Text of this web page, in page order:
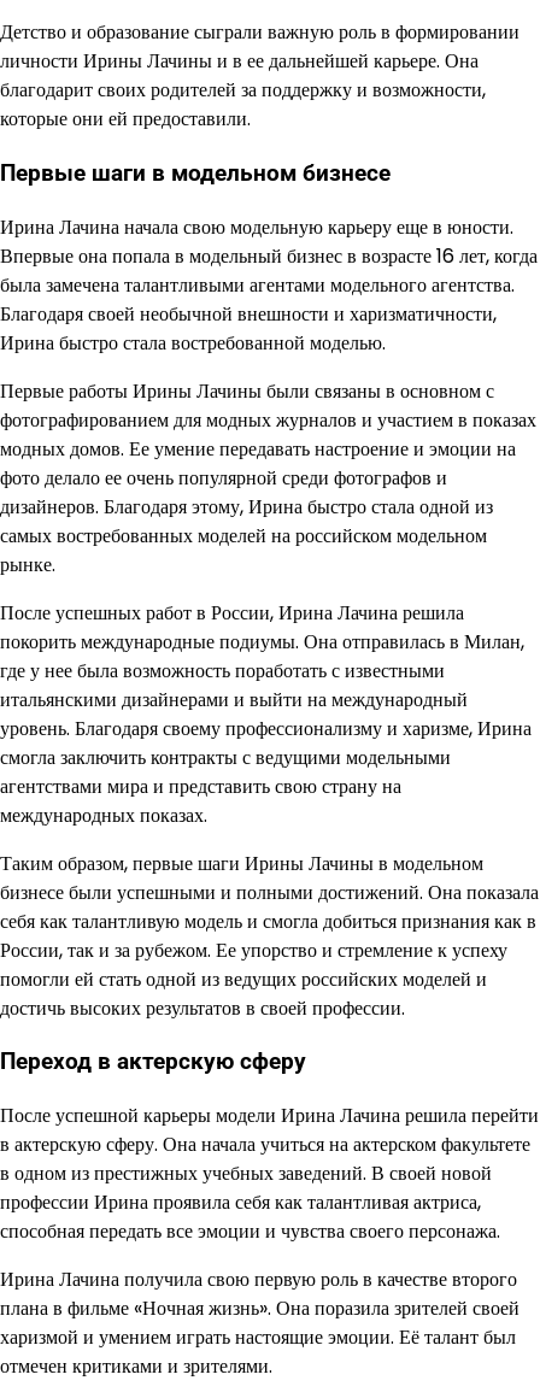
Детство и образование сыграли важную роль в формировании
личности Ирины Лачины и в ее дальнейшей карьере. Она
благодарит своих родителей за поддержку и возможности,
которые они ей предоставили.
Первые шаги в модельном бизнесе
Ирина Лачина начала свою модельную карьеру еще в юности.
Впервые она попала в модельный бизнес в возрасте 16 лет, когда
была замечена талантливыми агентами модельного агентства.
Благодаря своей необычной внешности и харизматичности,
Ирина быстро стала востребованной моделью.
Первые работы Ирины Лачины были связаны в основном с
фотографированием для модных журналов и участием в показах
модных домов. Ее умение передавать настроение и эмоции на
фото делало ее очень популярной среди фотографов и
дизайнеров. Благодаря этому, Ирина быстро стала одной из
самых востребованных моделей на российском модельном
рынке.
После успешных работ в России, Ирина Лачина решила
покорить международные подиумы. Она отправилась в Милан,
где у нее была возможность поработать с известными
итальянскими дизайнерами и выйти на международный
уровень. Благодаря своему профессионализму и харизме, Ирина
смогла заключить контракты с ведущими модельными
агентствами мира и представить свою страну на
международных показах.
Таким образом, первые шаги Ирины Лачины в модельном
бизнесе были успешными и полными достижений. Она показала
себя как талантливую модель и смогла добиться признания как в
России, так и за рубежом. Ее упорство и стремление к успеху
помогли ей стать одной из ведущих российских моделей и
достичь высоких результатов в своей профессии.
Переход в актерскую сферу
После успешной карьеры модели Ирина Лачина решила перейти
в актерскую сферу. Она начала учиться на актерском факультете
в одном из престижных учебных заведений. В своей новой
профессии Ирина проявила себя как талантливая актриса,
способная передать все эмоции и чувства своего персонажа.
Ирина Лачина получила свою первую роль в качестве второго
плана в фильме «Ночная жизнь». Она поразила зрителей своей
харизмой и умением играть настоящие эмоции. Её талант был
отмечен критиками и зрителями.